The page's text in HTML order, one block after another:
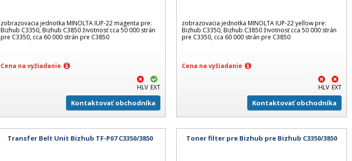
zobrazovacia jednotka MINOLTA IUP-22 magenta pre:
Bizhub C3350, Bizhub C3850 životnosť cca 50 000 strán
pre C3350, cca 60 000 strán pre C3850
Cena na vyžiadanie
HLV EXT
Kontaktovať obchodníka
zobrazovacia jednotka MINOLTA IUP-22 yellow pre:
Bizhub C3350, Bizhub C3850 životnosť cca 50 000 strán
pre C3350, cca 60 000 strán pre C3850
Cena na vyžiadanie
HLV EXT
Kontaktovať obchodníka
Transfer Belt Unit Bizhub TF-P07 C3350/3850 Toner filter pre Bizhub pre Bizhub C3350/3850